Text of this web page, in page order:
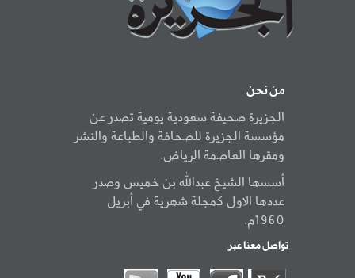
من نحن
الجزيرة صحيفة سعودية يومية تصدر عن
مؤسسة الجزيرة للصحافة والطباعة والنشر
ومقرها العاصمة الرياض.
أسسها الشيخ عبدالله بن خميس وصدر
عددها الاول كمجلة شهرية في أبريل
1960م.
تواصل معنا عبر